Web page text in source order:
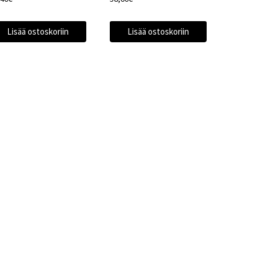
Lisää ostoskoriin Lisää ostoskoriin